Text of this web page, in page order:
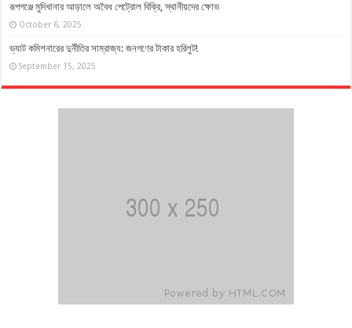
রূপগঞ্জে মুদিখানার আড়ালে অবৈধ পেট্রোল বিক্রি, স্থানীয়দের ক্ষোভ
October 6, 2025
ভ্যাট কমিশনারের দুর্নীতির সাম্রাজ্য: জনগণের টাকার হরিলুট!
September 15, 2025